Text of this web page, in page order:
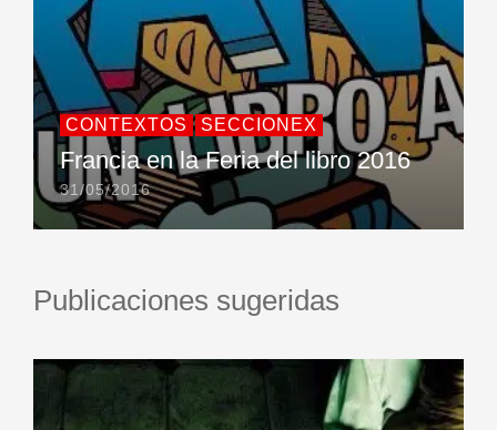
CONTEXTOS SECCIONEX
Francia en la Feria del libro 2016
31/05/2016
Publicaciones sugeridas